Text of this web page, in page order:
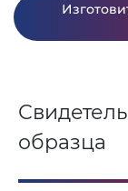
образца